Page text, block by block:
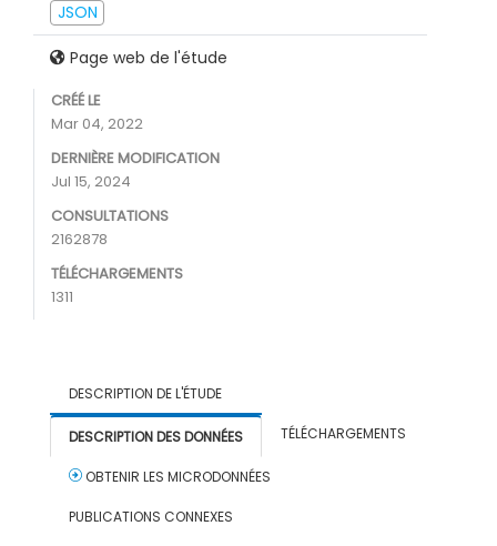
JSON
Page web de l'étude
CRÉÉ LE
Mar 04, 2022
DERNIÈRE MODIFICATION
Jul 15, 2024
CONSULTATIONS
2162878
TÉLÉCHARGEMENTS
1311
DESCRIPTION DE L'ÉTUDE
DESCRIPTION DES DONNÉES TÉLÉCHARGEMENTS
OBTENIR LES MICRODONNÉES
PUBLICATIONS CONNEXES